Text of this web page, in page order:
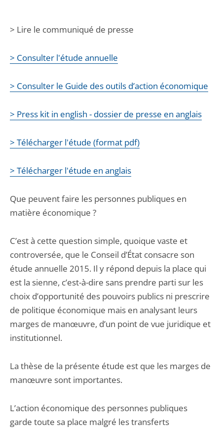
> Lire le communiqué de presse
> Consulter l'étude annuelle
> Consulter le Guide des outils d’action économique
> Press kit in english - dossier de presse en anglais
> Télécharger l'étude (format pdf)
> Télécharger l'étude en anglais
Que peuvent faire les personnes publiques en
matière économique ?
C’est à cette question simple, quoique vaste et
controversée, que le Conseil d’État consacre son
étude annuelle 2015. Il y répond depuis la place qui
est la sienne, c’est-à-dire sans prendre parti sur les
choix d’opportunité des pouvoirs publics ni prescrire
de politique économique mais en analysant leurs
marges de manœuvre, d’un point de vue juridique et
institutionnel.
La thèse de la présente étude est que les marges de
manœuvre sont importantes.
L’action économique des personnes publiques
garde toute sa place malgré les transferts